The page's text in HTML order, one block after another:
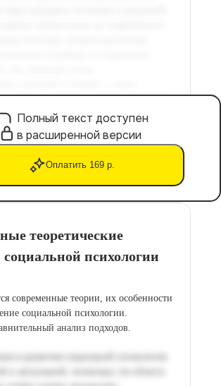
Полный текст доступен
в расширенной версии
Оплатить 169 р.
теоретические
социальной психологии
современные теории, их особенности
социальной психологии.
анализ подходов.